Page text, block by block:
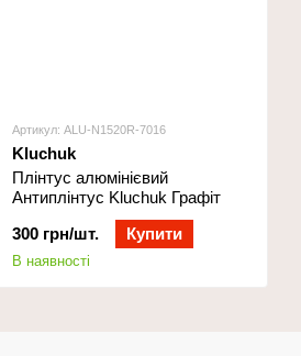
Артикул: ALU-N1520R-7016
Kluchuk
Плінтус алюмінієвий
Антиплінтус Kluchuk Графіт
300 грн/шт.
Купити
В наявності